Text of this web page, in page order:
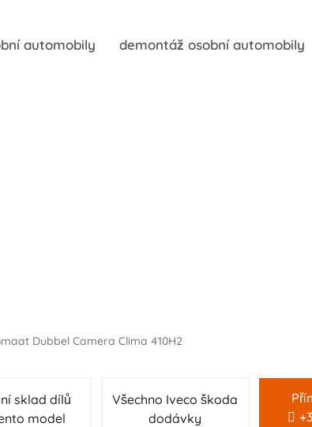
automobily demontáž osobní automobily
Dubbel Camera Clima 410H2
sklad dílů
model
Všechno Iveco škoda
dodávky